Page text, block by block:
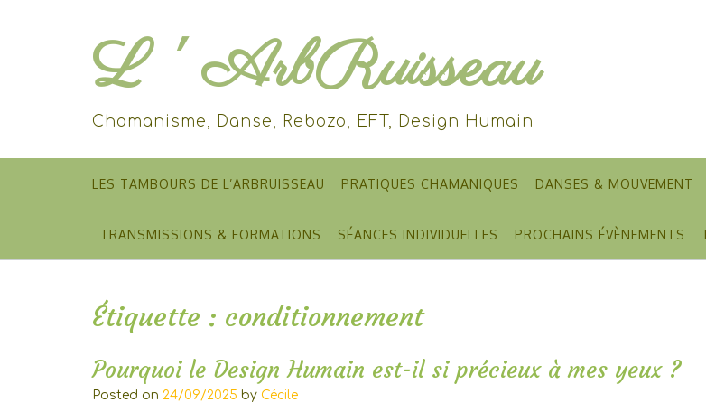
L ' ArbRuisseau
Chamanisme, Danse, Rebozo, EFT, Design Humain
LES TAMBOURS DE L’ARBRUISSEAU PRATIQUES CHAMANIQUES DANSES & MOUVEMENT
TRANSMISSIONS & FORMATIONS SÉANCES INDIVIDUELLES PROCHAINS ÉVÈNEMENTS
Étiquette : conditionnement
Pourquoi le Design Humain est-il si précieux à mes yeux ?
Posted on 24/09/2025 by Cécile